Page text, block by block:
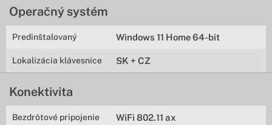
Operačný systém
Predinštalovaný Windows 11 Home 64-bit
Lokalizácia klávesnice SK + CZ
Konektivita
Bezdrôtové pripojenie WiFi 802.11 ax